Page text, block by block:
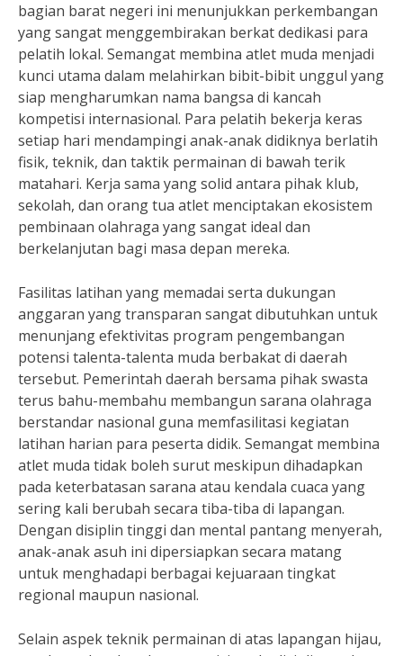
bagian barat negeri ini menunjukkan perkembangan
yang sangat menggembirakan berkat dedikasi para
pelatih lokal. Semangat membina atlet muda menjadi
kunci utama dalam melahirkan bibit-bibit unggul yang
siap mengharumkan nama bangsa di kancah
kompetisi internasional. Para pelatih bekerja keras
setiap hari mendampingi anak-anak didiknya berlatih
fisik, teknik, dan taktik permainan di bawah terik
matahari. Kerja sama yang solid antara pihak klub,
sekolah, dan orang tua atlet menciptakan ekosistem
pembinaan olahraga yang sangat ideal dan
berkelanjutan bagi masa depan mereka.
Fasilitas latihan yang memadai serta dukungan
anggaran yang transparan sangat dibutuhkan untuk
menunjang efektivitas program pengembangan
potensi talenta-talenta muda berbakat di daerah
tersebut. Pemerintah daerah bersama pihak swasta
terus bahu-membahu membangun sarana olahraga
berstandar nasional guna memfasilitasi kegiatan
latihan harian para peserta didik. Semangat membina
atlet muda tidak boleh surut meskipun dihadapkan
pada keterbatasan sarana atau kendala cuaca yang
sering kali berubah secara tiba-tiba di lapangan.
Dengan disiplin tinggi dan mental pantang menyerah,
anak-anak asuh ini dipersiapkan secara matang
untuk menghadapi berbagai kejuaraan tingkat
regional maupun nasional.
Selain aspek teknik permainan di atas lapangan hijau,